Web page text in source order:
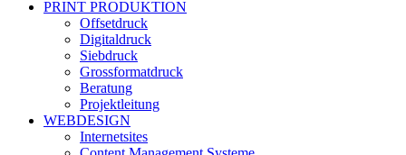
PRINT PRODUKTION
Offsetdruck
Digitaldruck
Siebdruck
Grossformatdruck
Beratung
Projektleitung
WEBDESIGN
Internetsites